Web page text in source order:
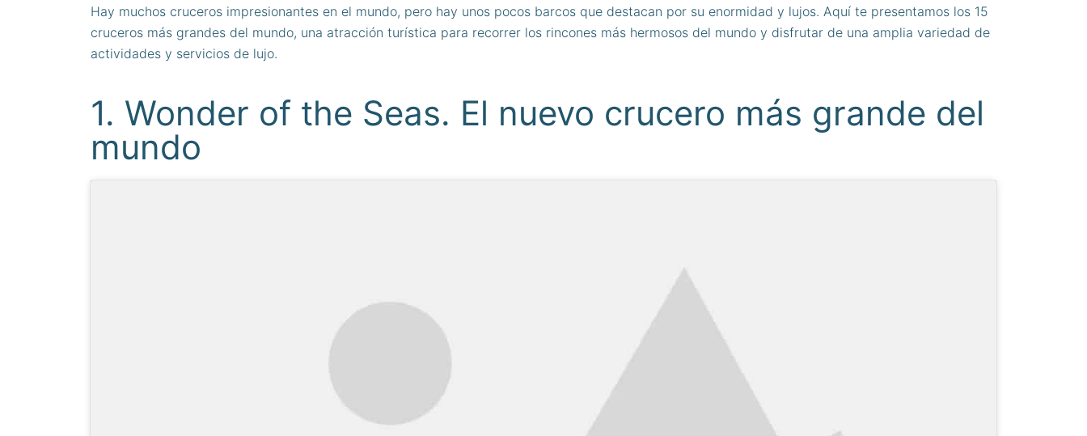
Hay muchos cruceros impresionantes en el mundo, pero hay unos pocos barcos que destacan por su enormidad y lujos. Aquí te presentamos los 15
cruceros más grandes del mundo, una atracción turística para recorrer los rincones más hermosos del mundo y disfrutar de una amplia variedad de
actividades y servicios de lujo.
1. Wonder of the Seas. El nuevo crucero más grande del
mundo